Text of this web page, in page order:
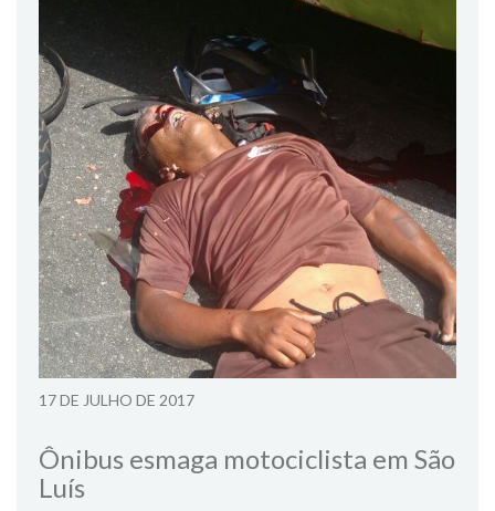
17 DE JULHO DE 2017
Ônibus esmaga motociclista em São
Luís